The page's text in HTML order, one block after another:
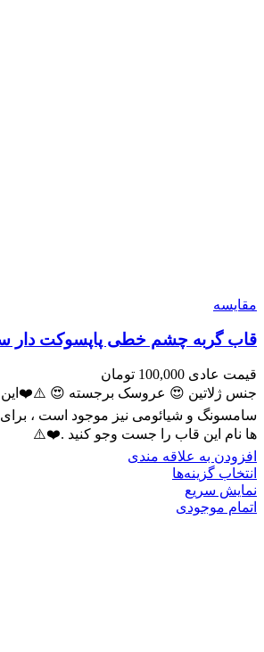
مقايسه
قاب گربه چشم خطی پاپسوکت دار
قیمت عادی 100,000 تومان
جنس ژلاتین 😍 عروسک برجسته 😍 ⚠️❤️این
سامسونگ و شیائومی نیز موجود است ،
ها نام این قاب را جست وجو کنید .❤️⚠️
افزودن به علاقه مندی
انتخاب گزینه‌ها
نمایش سریع
اتمام موجودی